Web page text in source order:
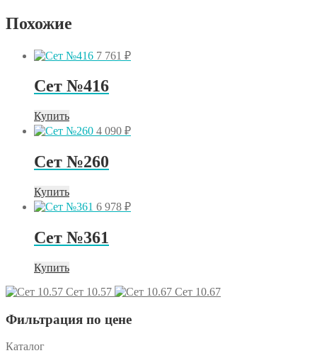
Похожие
7 761 ₽
Сет №416
Купить
4 090 ₽
Сет №260
Купить
6 978 ₽
Сет №361
Купить
Сет 10.57
Сет 10.67
Фильтрация по цене
Каталог